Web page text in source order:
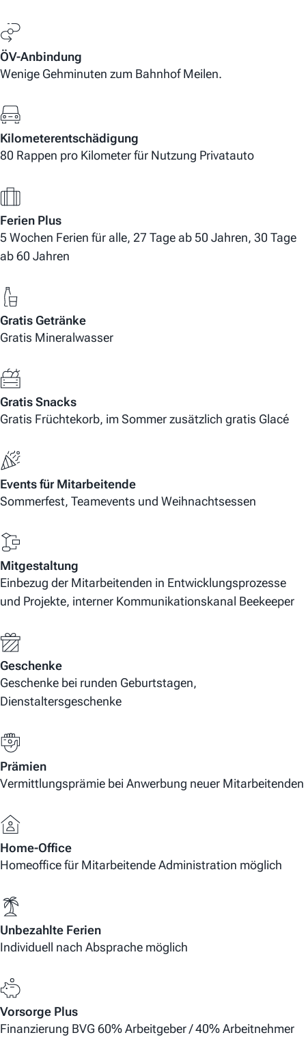
ÖV-Anbindung
Wenige Gehminuten zum Bahnhof Meilen.
Kilometerentschädigung
80 Rappen pro Kilometer für Nutzung Privatauto
Ferien Plus
5 Wochen Ferien für alle, 27 Tage ab 50 Jahren, 30 Tage
ab 60 Jahren
Gratis Getränke
Gratis Mineralwasser
Gratis Snacks
Gratis Früchtekorb, im Sommer zusätzlich gratis Glacé
Events für Mitarbeitende
Sommerfest, Teamevents und Weihnachtsessen
Mitgestaltung
Einbezug der Mitarbeitenden in Entwicklungsprozesse
und Projekte, interner Kommunikationskanal Beekeeper
Geschenke
Geschenke bei runden Geburtstagen,
Dienstaltersgeschenke
Prämien
Vermittlungsprämie bei Anwerbung neuer Mitarbeitenden
Home-Office
Homeoffice für Mitarbeitende Administration möglich
Unbezahlte Ferien
Individuell nach Absprache möglich
Vorsorge Plus
Finanzierung BVG 60% Arbeitgeber / 40% Arbeitnehmer